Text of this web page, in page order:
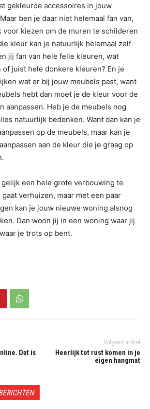
gekleurde accessoires in jouw
ben je daar niet helemaal fan van,
voor kiezen om de muren te schilderen
kleur kan je natuurlijk helemaal zelf
jij fan van hele felle kleuren, wat
juist hele donkere kleuren? En je
wat er bij jouw meubels past, want
hebt dan moet je de kleur voor de
aanpassen. Heb je de meubels nog
natuurlijk bedenken. Want dan kan je
op de meubels, maar kan je
aan de kleur die je graag op
een hele grote verbouwing te
verhuizen, maar met een paar
kan je jouw nieuwe woning alsnog
Dan woon jij in een woning waar jij
je trots op bent.
Dat is
Volgend artikel
Heerlijk tot rust komen in je
eigen hangmat